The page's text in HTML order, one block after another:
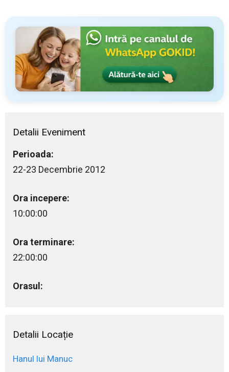
Detalii Eveniment
Perioada:
22-23 Decembrie 2012
Ora incepere:
10:00:00
Ora terminare:
22:00:00
Orasul:
Detalii Locație
Hanul lui Manuc